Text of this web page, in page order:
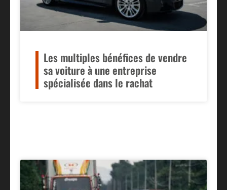
Les multiples bénéfices de vendre
sa voiture à une entreprise
spécialisée dans le rachat